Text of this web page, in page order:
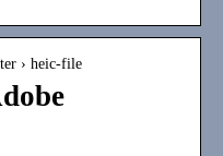
› heic-file